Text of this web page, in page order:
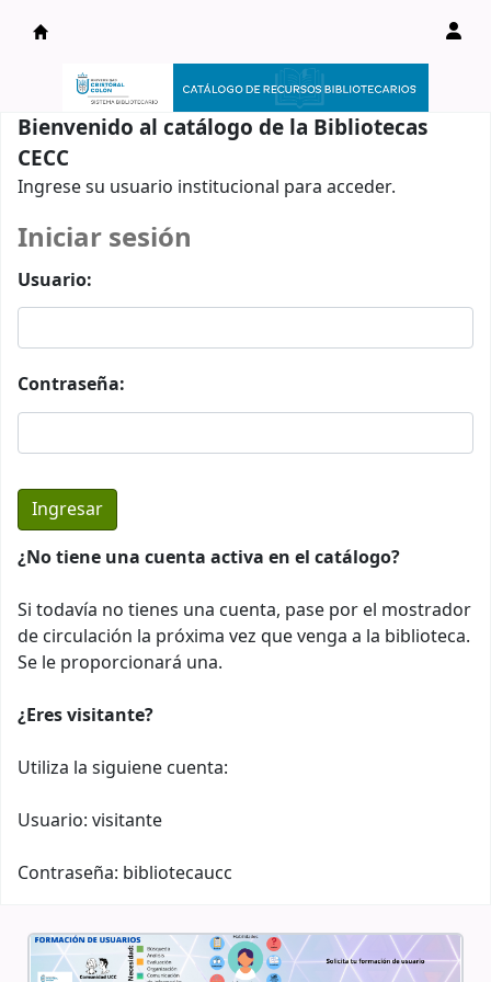
Catálogo en línea
Bienvenido al catálogo de la Bibliotecas
CECC
Ingrese su usuario institucional para acceder.
Iniciar sesión
Usuario:
Contraseña:
¿No tiene una cuenta activa en el catálogo?
Si todavía no tienes una cuenta, pase por el mostrador
de circulación la próxima vez que venga a la biblioteca.
Se le proporcionará una.
¿Eres visitante?
Utiliza la siguiene cuenta:
Usuario: visitante
Contraseña: bibliotecaucc